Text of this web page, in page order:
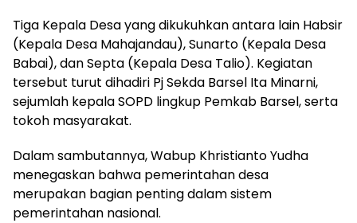
Tiga Kepala Desa yang dikukuhkan antara lain Habsir
(Kepala Desa Mahajandau), Sunarto (Kepala Desa
Babai), dan Septa (Kepala Desa Talio). Kegiatan
tersebut turut dihadiri Pj Sekda Barsel Ita Minarni,
sejumlah kepala SOPD lingkup Pemkab Barsel, serta
tokoh masyarakat.
Dalam sambutannya, Wabup Khristianto Yudha
menegaskan bahwa pemerintahan desa
merupakan bagian penting dalam sistem
pemerintahan nasional.